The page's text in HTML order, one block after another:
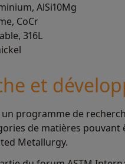
AlSi10Mg
CoCr
316L
et
un programme de
de matières
Metallurgy.